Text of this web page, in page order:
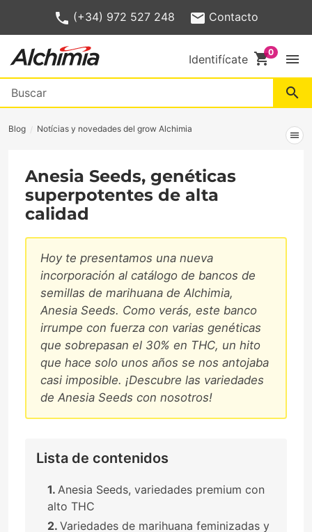
(+34) 972 527 248 Contacto
Identifícate shopping_cart menu
search
Blog Notícias y novedades del grow Alchimia
menu
Anesia Seeds, genéticas
superpotentes de alta
calidad
Hoy te presentamos una nueva
incorporación al catálogo de bancos de
semillas de marihuana de Alchimia,
Anesia Seeds. Como verás, este banco
irrumpe con fuerza con varias genéticas
que sobrepasan el 30% en THC, un hito
que hace solo unos años se nos antojaba
casi imposible. ¡Descubre las variedades
de Anesia Seeds con nosotros!
Lista de contenidos
Anesia Seeds, variedades premium con
alto THC
Variedades de marihuana feminizadas y